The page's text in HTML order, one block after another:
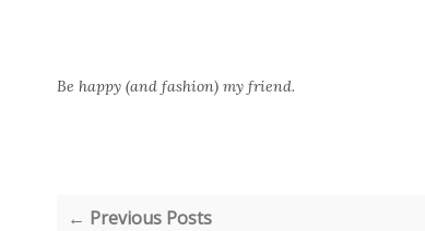
Be happy (and fashion) my friend.
← Previous Posts